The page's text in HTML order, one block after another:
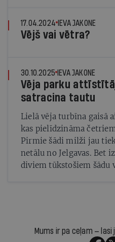
17.04.2024 IEVA JAKONE
Vējš vai vētra?
30.10.2025 IEVA JAKONE
Vēja parku
satracina tautu
Lielā vēja turbīna gaisā
kas pielīdzināma
Pirmie šādi milži jau
netālu no Jelgavas. Bet
diviem tūkstošiem šādu
Mums ir pa ceļam — lasi